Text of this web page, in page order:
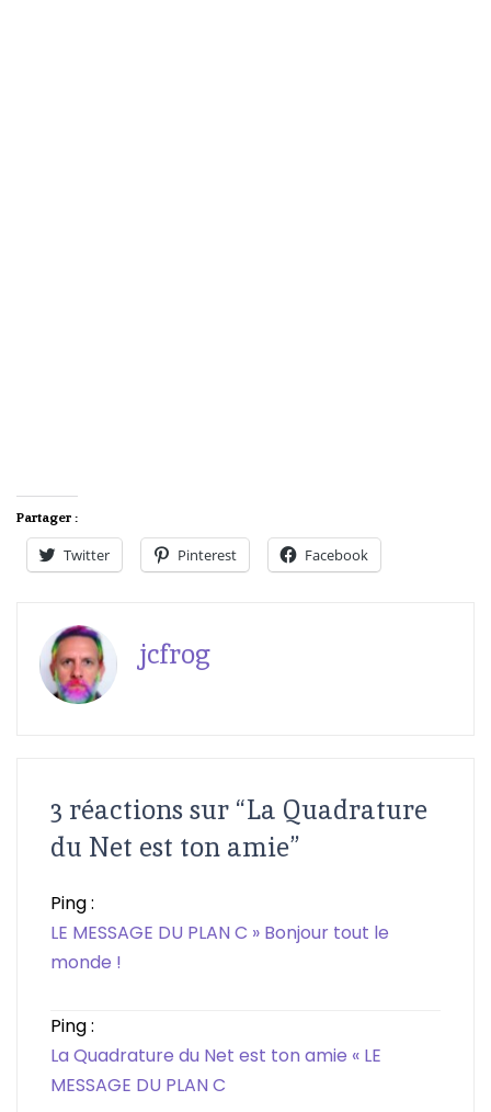
Partager :
Twitter Pinterest Facebook
jcfrog
3 réactions sur “La Quadrature
du Net est ton amie”
Ping :
LE MESSAGE DU PLAN C » Bonjour tout le
monde !
Ping :
La Quadrature du Net est ton amie « LE
MESSAGE DU PLAN C